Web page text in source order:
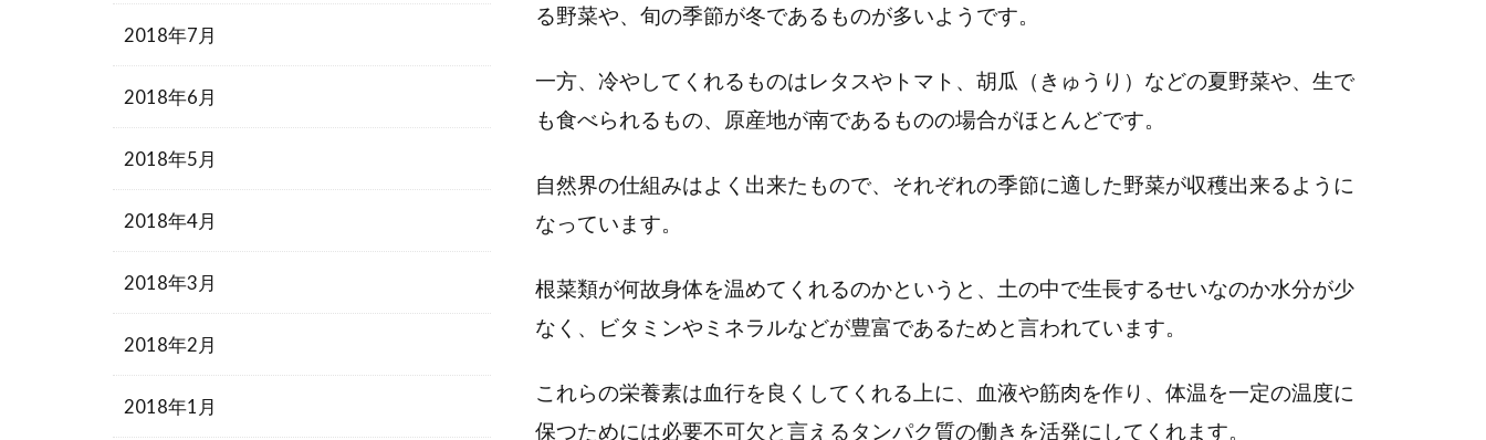
る野菜や、旬の季節が冬であるものが多いようです。
一方、冷やしてくれるものはレタスやトマト、胡瓜（きゅうり）などの夏野菜や、生で
も食べられるもの、原産地が南であるものの場合がほとんどです。
自然界の仕組みはよく出来たもので、それぞれの季節に適した野菜が収穫出来るように
なっています。
根菜類が何故身体を温めてくれるのかというと、土の中で生長するせいなのか水分が少
なく、ビタミンやミネラルなどが豊富であるためと言われています。
これらの栄養素は血行を良くしてくれる上に、血液や筋肉を作り、体温を一定の温度に
保つためには必要不可欠と言えるタンパク質の働きを活発にしてくれます。
2018年7月
2018年6月
2018年5月
2018年4月
2018年3月
2018年2月
2018年1月